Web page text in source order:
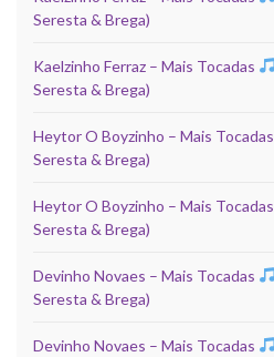
Seresta & Brega)
Kaelzinho Ferraz – Mais Tocadas
Seresta & Brega)
Heytor O Boyzinho – Mais Tocadas
Seresta & Brega)
Heytor O Boyzinho – Mais Tocadas
Seresta & Brega)
Devinho Novaes – Mais Tocadas
Seresta & Brega)
Devinho Novaes – Mais Tocadas